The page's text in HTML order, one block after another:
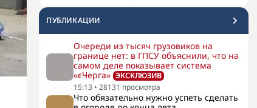
ПУБЛИКАЦИИ
Очереди из тысяч грузовиков на
границе нет: в ГПСУ объяснили, что на
самом деле показывает система
«єЧерга» ЭКСКЛЮЗИВ
15:13 • 28131 просмотра
Что обязательно нужно успеть сделать